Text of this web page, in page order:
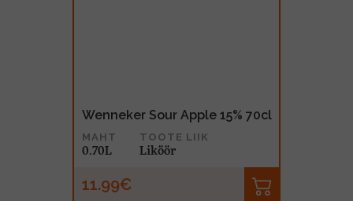
Wenneker Sour Apple 15% 70cl
MAHT
0.70L
TOOTE LIIK
Liköör
11.99€